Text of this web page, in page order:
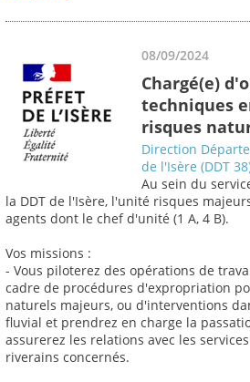
08/09/2024
Chargé(e)
techniques
risques
Direction
de l'Isère (DDT
Au sein du
la DDT de l'Isère, l'unité risques
agents dont le chef d'unité (1 A, 4 B).
Vos missions :
- Vous piloterez des opérations de
cadre de procédures d'expropriation
naturels majeurs, ou d'interventions
fluvial et prendrez en charge la
assurerez les relations avec les
riverains concernés.